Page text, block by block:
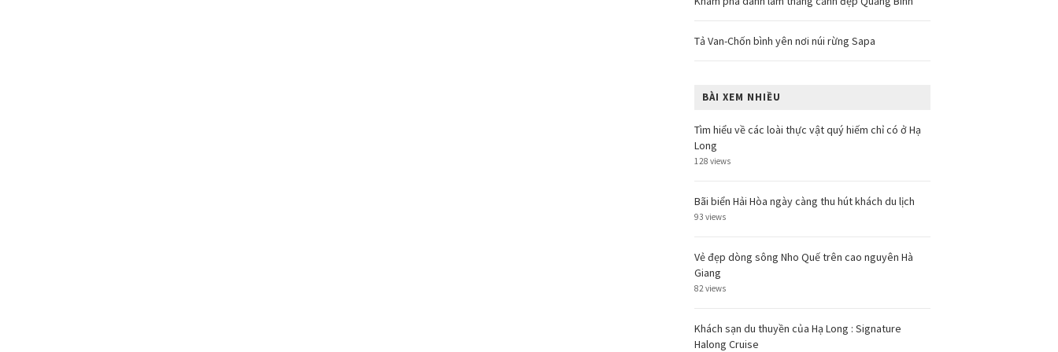
Tả Van-Chốn bình yên nơi núi rừng Sapa
BÀI XEM NHIỀU
Tìm hiểu về các loài thực vật quý hiếm chỉ có ở Hạ
Long
128 views
Bãi biển Hải Hòa ngày càng thu hút khách du lịch
93 views
Vẻ đẹp dòng sông Nho Quế trên cao nguyên Hà
Giang
82 views
Khách sạn du thuyền của Hạ Long : Signature
Halong Cruise